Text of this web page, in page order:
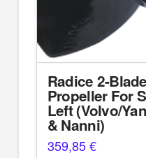
Radice 2-
Propeller For
Left (Volvo/
& Nanni)
359,85€